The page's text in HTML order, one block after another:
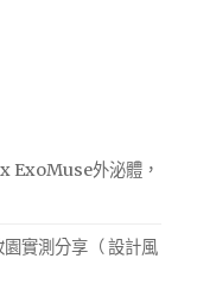
ExoMuse外泌體，
實測分享（ 設計風